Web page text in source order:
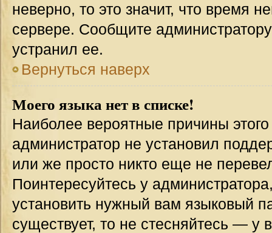
неверно, то это значит, что время
сервере. Сообщите
устранил ее.
Вернуться наверх
Моего языка нет в списке!
Наиболее вероятные причины этого
администратор не установил
или же просто никто еще не
Поинтересуйтесь у
установить нужный вам языковый
существует, то не стесняйтесь — у